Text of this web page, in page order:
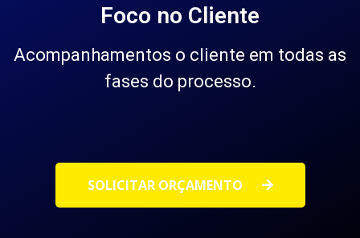
Foco no Cliente
Acompanhamentos o cliente em todas as
fases do processo.
SOLICITAR ORÇAMENTO